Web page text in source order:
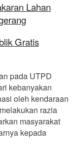
Lahan
Gratis
pada UTPD
kebanyakan
oleh kendaraan
razia
masyarakat
kepada